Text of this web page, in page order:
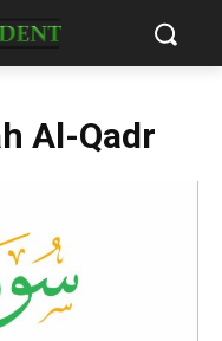
Al-Qadr